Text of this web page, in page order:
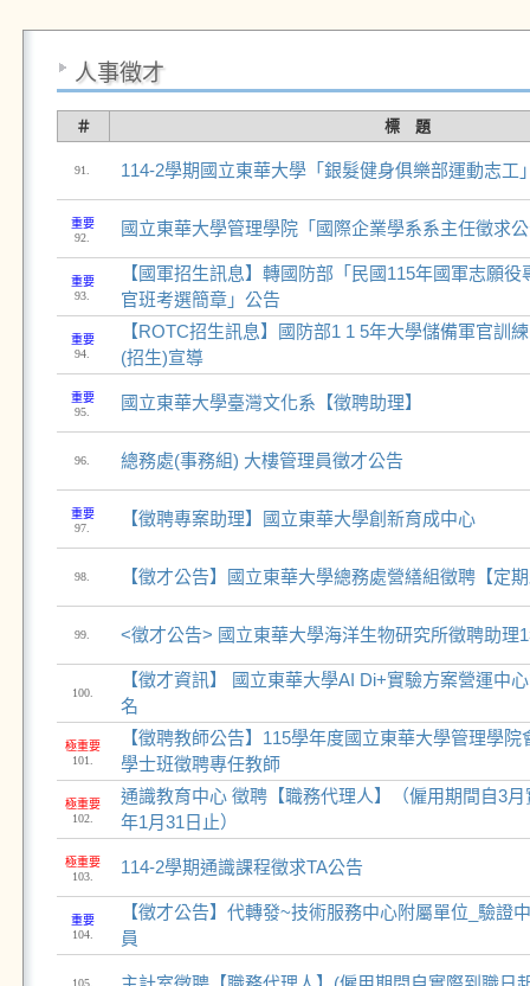
人事徵才
＃ 標 題
91. 114-2學期國立東華大學「銀髮健身俱樂部運動志工
重要
92.
國立東華大學管理學院「國際企業學系系主任徵求
重要
93.
【國軍招生訊息】轉國防部「民國115年國軍志願
官班考選簡章」公告
重要
94.
【ROTC招生訊息】國防部1 1 5年大學儲備軍官訓
(招生)宣導
重要
95.
國立東華大學臺灣文化系【徵聘助理】
96. 總務處(事務組) 大樓管理員徵才公告
重要
97.
【徵聘專案助理】國立東華大學創新育成中心
98. 【徵才公告】國立東華大學總務處營繕組徵聘【定
99. <徵才公告> 國立東華大學海洋生物研究所徵聘助理
100.
【徵才資訊】 國立東華大學AI Di+實驗方案營運中
名
極重要
101.
【徵聘教師公告】115學年度國立東華大學管理學
學士班徵聘專任教師
極重要
102.
通識教育中心 徵聘【職務代理人】（僱用期間自3
年1月31日止）
極重要
103.
114-2學期通識課程徵求TA公告
重要
104.
【徵才公告】代轉發~技術服務中心附屬單位_驗證
員
105.